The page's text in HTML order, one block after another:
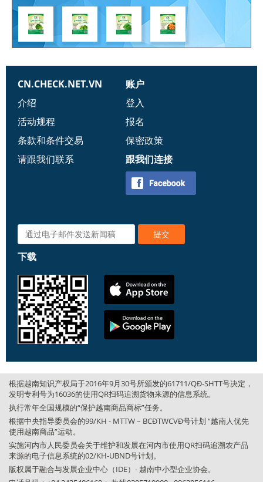
CN.CHECK.NET.VN
介绍
活动规程
条款和条件交易
请跟我们联系
账户
登入
报名
保密政策
跟我们连接
下载
根据越南知识产权局于2016年9月30号所颁发的61711/QĐ-SHTT号决定，
发明专利号为16036的使用QR扫码追溯货物来源的信息系统。
执行常年全国规模的“保护越南商品商标”任务。
根据中央指导委员会的99/KH - MTTW – BCĐTWCVĐ号计划 “越南人优先
使用越南商品”运动。
实施河内市人民委员会关于维护和发展在河内市使用QR扫码追溯农产品
来源的电子信息系统的02/KH-UBND号计划。
版权属于融合与发展企业中心（IDE）- 越南中小型企业协会。